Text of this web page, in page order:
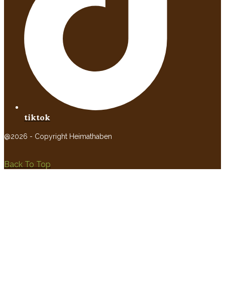
tiktok
@2026 - Copyright Heimathaben
Back To Top